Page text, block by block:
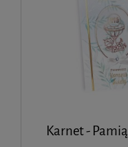
Karnet -